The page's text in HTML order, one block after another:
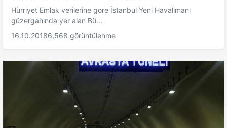
Hürriyet Emlak verilerine gore İstanbul Yeni Havalimanı
güzergahında yer alan Bü...
16.10.20186,568 görüntülenme